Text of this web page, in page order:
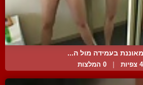
בעמידה מול ה...
0 המלצות